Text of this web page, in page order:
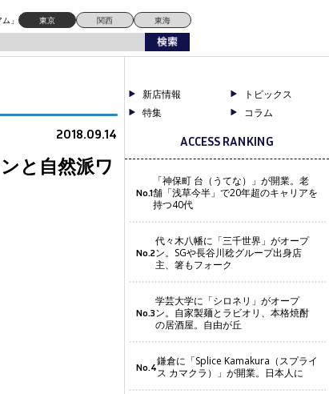
」 東京 関西 東海
2018.09.14
と自然派ワ
新店情報
トピックス
特集
コラム
ACCESS RANKING
No.1
「神保町 台（うてな）」が開業。老
舗「浅草今半」で20年超のキャリアを
持つ40代
No.2
代々木八幡に「三千世界」がオープ
ン。SGや長谷川稔グループ出身店
主、箸もフォーク
No.3
学芸大学に「シロネリ」がオープ
ン。自家製麺とラビオリ、本格焼酎
の居酒屋。自由が丘
No.4鎌倉に「Splice Kamakura（スプライ
ス カマクラ）」が開業。日本人に